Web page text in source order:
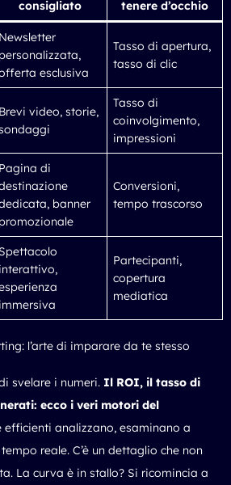
consigliato
tenere d’occhio
Newsletter
personalizzata,
esclusiva
Tasso di apertura,
tasso di clic
Brevi video, storie,
Tasso di
coinvolgimento,
impressioni
Pagina di
banner
promozionale
Conversioni,
tempo trascorso
Spettacolo
interattivo,
immersiva
Partecipanti,
copertura
mediatica
l’arte di imparare da te stesso
svelare i numeri. Il ROI, il tasso di
ecco i veri motori del
efficienti analizzano, esaminano a
reale. C’è un dettaglio che non
La curva è in stallo? Si ricomincia a